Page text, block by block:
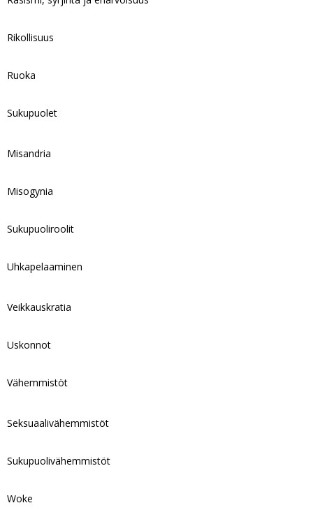
Rikollisuus
Ruoka
Sukupuolet
Misandria
Misogynia
Sukupuoliroolit
Uhkapelaaminen
Veikkauskratia
Uskonnot
Vähemmistöt
Seksuaalivähemmistöt
Sukupuolivähemmistöt
Woke